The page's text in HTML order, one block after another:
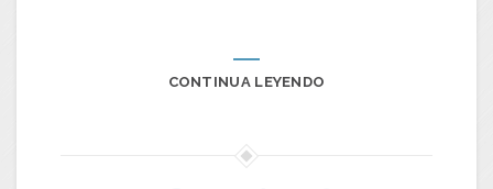
CONTINUA LEYENDO